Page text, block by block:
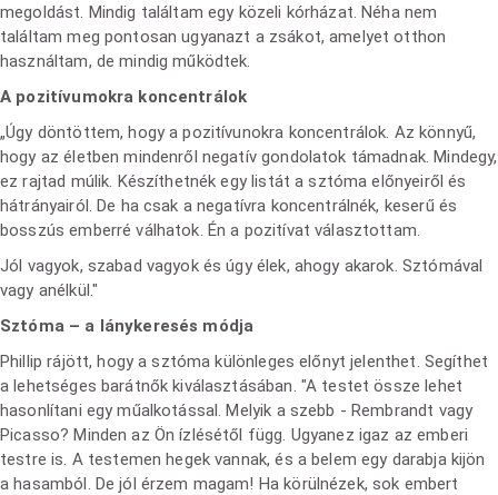
megoldást. Mindig találtam egy közeli kórházat. Néha nem
találtam meg pontosan ugyanazt a zsákot, amelyet otthon
használtam, de mindig működtek.
A pozitívumokra koncentrálok
„Úgy döntöttem, hogy a pozitívunokra koncentrálok. Az könnyű,
hogy az életben mindenről negatív gondolatok támadnak. Mindegy,
ez rajtad múlik. Készíthetnék egy listát a sztóma előnyeiről és
hátrányairól. De ha csak a negatívra koncentrálnék, keserű és
bosszús emberré válhatok. Én a pozitívat választottam.
Jól vagyok, szabad vagyok és úgy élek, ahogy akarok. Sztómával
vagy anélkül."
Sztóma – a lánykeresés módja
Phillip rájött, hogy a sztóma különleges előnyt jelenthet. Segíthet
a lehetséges barátnők kiválasztásában. "A testet össze lehet
hasonlítani egy műalkotással. Melyik a szebb - Rembrandt vagy
Picasso? Minden az Ön ízlésétől függ. Ugyanez igaz az emberi
testre is. A testemen hegek vannak, és a belem egy darabja kijön
a hasamból. De jól érzem magam! Ha körülnézek, sok embert